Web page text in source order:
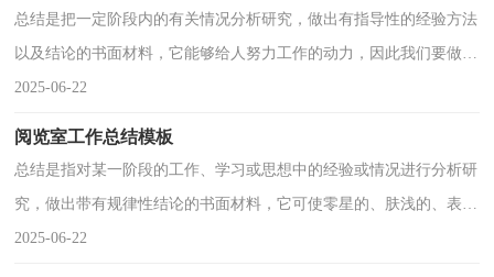
总结是把一定阶段内的有关情况分析研究，做出有指导性的经验方法
以及结论的书面材料，它能够给人努力工作的动力，因此我们要做好
归纳，写好总结。那么总结要注意有什么内容呢？下面是小编为大家
2025-06-22
阅览室工作总结模板
总结是指对某一阶段的工作、学习或思想中的经验或情况进行分析研
究，做出带有规律性结论的书面材料，它可使零星的、肤浅的、表面
的感性认知上升到全面的、系统的、本质的理性认识上来，因此，让
2025-06-22